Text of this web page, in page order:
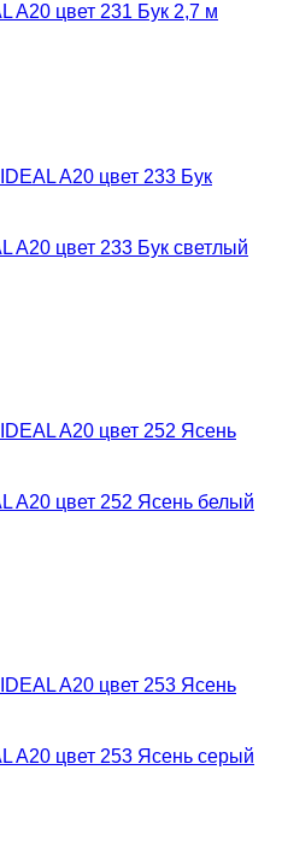
A20 цвет 231 Бук 2,7 м
A20 цвет 233 Бук светлый
A20 цвет 252 Ясень белый
A20 цвет 253 Ясень серый